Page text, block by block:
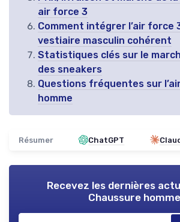
air force 3
Comment intégrer l’air force
vestiaire masculin cohérent
Statistiques clés sur le
des sneakers
Questions fréquentes sur
homme
Résumer ChatGPT
Recevez les dernières
Chaussure homme